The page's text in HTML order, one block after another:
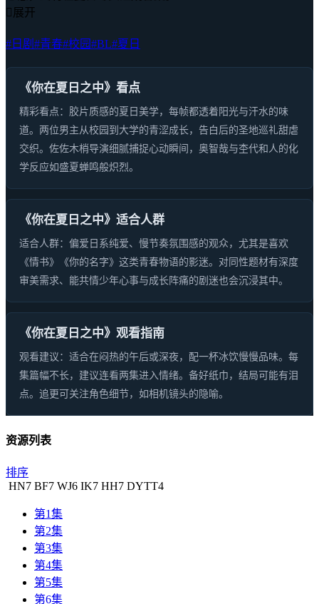
 展开
#日剧 #青春#校园#BL#夏日
《你在夏日之中》看点
精彩看点：胶片质感的夏日美学，每帧都透着阳光与汗水的味
道。两位男主从校园到大学的青涩成长，告白后的圣地巡礼甜虐
交织。佐佐木梢导演细腻捕捉心动瞬间，奥智哉与杢代和人的化
学反应如盛夏蝉鸣般炽烈。
《你在夏日之中》适合人群
适合人群：偏爱日系纯爱、慢节奏氛围感的观众，尤其是喜欢
《情书》《你的名字》这类青春物语的影迷。对同性题材有深度
审美需求、能共情少年心事与成长阵痛的剧迷也会沉浸其中。
《你在夏日之中》观看指南
观看建议：适合在闷热的午后或深夜，配一杯冰饮慢慢品味。每
集篇幅不长，建议连看两集进入情绪。备好纸巾，结局可能有泪
点。追更可关注角色细节，如相机镜头的隐喻。
资源列表
排序
HN7 BF7 WJ6 IK7 HH7 DYTT4
第1集
第2集
第3集
第4集
第5集
第6集